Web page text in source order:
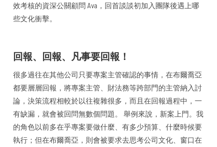
效考核的資深公關顧問 Ava，回首談談初加入團隊後遇上哪
些文化衝擊。
回報、回報、凡事要回報！
很多過往在其他公司只要專案主管確認的事情，在布爾喬亞
都要層層回報，將專案主管、財法務等跨部門的主管納入討
論，決策流程相較於以往複雜很多，而且在回報過程中，一
有缺漏，就會被回問無數個問題。 舉例來說，新案上門。我
的角色以前多在乎專案要做什麼、有多少預算、什麼時候要
執行；但在布爾喬亞，則會被要求去思考公司文化、窗口在